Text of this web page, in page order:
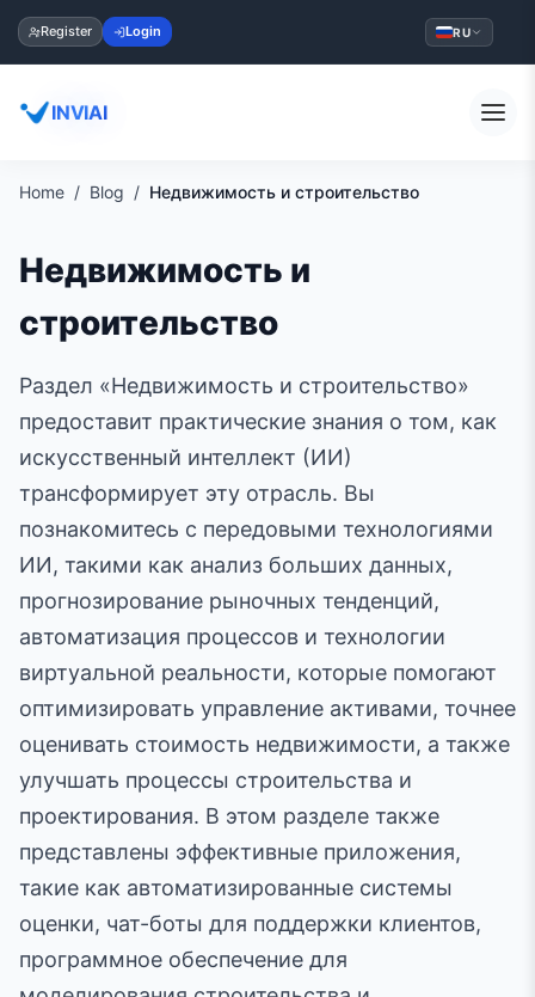
Register Login RU
INVIAI
Home Blog Недвижимость и строительство
Недвижимость и
строительство
Раздел «Недвижимость и строительство»
предоставит практические знания о том, как
искусственный интеллект (ИИ)
трансформирует эту отрасль. Вы
познакомитесь с передовыми технологиями
ИИ, такими как анализ больших данных,
прогнозирование рыночных тенденций,
автоматизация процессов и технологии
виртуальной реальности, которые помогают
оптимизировать управление активами, точнее
оценивать стоимость недвижимости, а также
улучшать процессы строительства и
проектирования. В этом разделе также
представлены эффективные приложения,
такие как автоматизированные системы
оценки, чат-боты для поддержки клиентов,
программное обеспечение для